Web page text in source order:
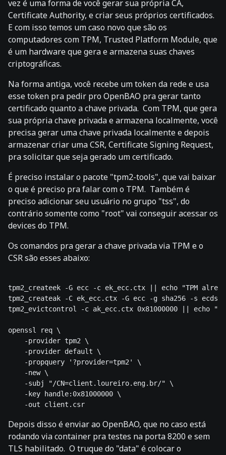
vez é uma forma de você gerar sua própria CA,
Certificate Authority, e criar seus próprios certificados.
E com isso temos um caso novo que são os
computadores com TPM, Trusted Platform Module, que
é um hardware que gera e armazena suas chaves
criptográficas.
Na forma antiga, você recebe um token da rede e usa
esse token pra pedir pro OpenBAO pra gerar tanto
certificado quanto a chave privada. Com TPM, que gera
sua própria chave privada e armazena localmente, você
precisa gerar uma chave privada localmente e depois
armazenar criar uma CSR, Certificate Signing Request,
pra solicitar que seja gerado um certificado.
É preciso instalar o pacote "tpm2-tools", que vai baixar
o que é preciso pra falar com o TPM. Também é
preciso adicionar seu usuário no grupo "tss", do
contrário somente como "root" vai conseguir acessar os
devices do TPM.
Os comandos pra gerar a chave privada via TPM e o
CSR são esses abaixo:
tpm2_createek -G ecc -c ek_ecc.ctx || echo "TPM
tpm2_createak -C ek_ecc.ctx -G ecc -g sha256 -s
tpm2_evictcontrol -c ak_ecc.ctx 0x81000000 || echo
openssl req \
    -provider tpm2 \
    -provider default \
    -propquery '?provider=tpm2' \
    -new \
    -subj "/CN=client.loureiro.eng.br/" \
    -key handle:0x81000000 \
Depois disso é enviar ao OpenBAO, que no caso está
rodando via container pra testes na porta 8200 e sem
TLS habilitado. O truque do "data" é colocar o